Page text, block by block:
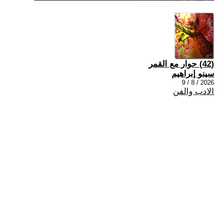
(42) حوار مع القمر
سينو إبراهيم
2026 / 8 / 9
الادب والفن